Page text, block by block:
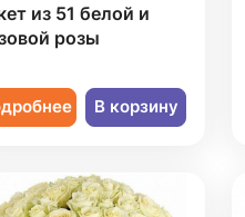
из 51 белой и
розы
В корзину